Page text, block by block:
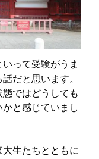
って受験がうま
だと思います。
ではどうしても
と感じていまし
生たちとともに